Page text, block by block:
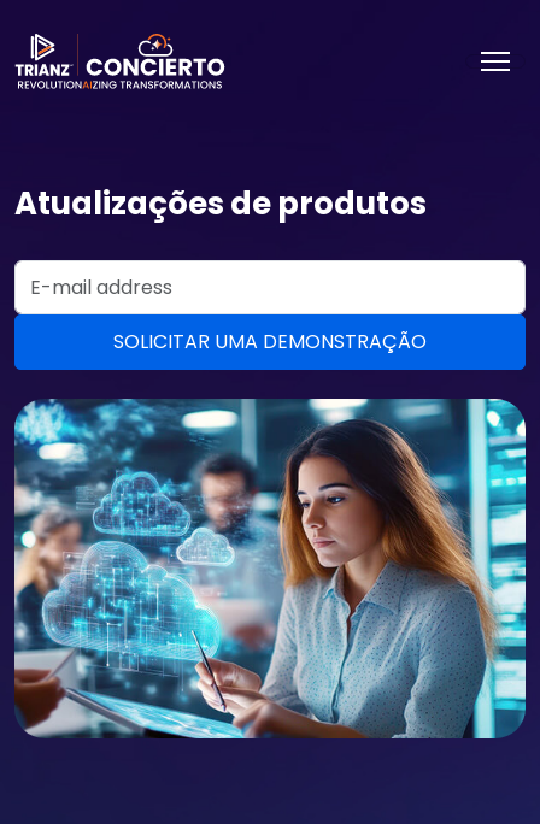
Atualizações de produtos
Email Address